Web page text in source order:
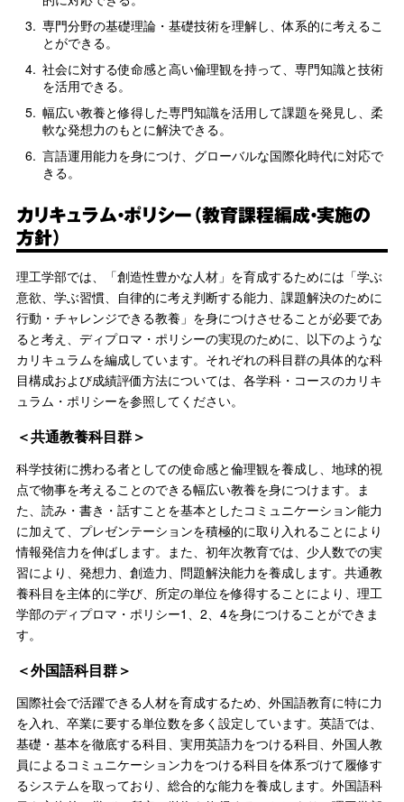
3. 専門分野の基礎理論・基礎技術を理解し、体系的に考えるこ
とができる。
4. 社会に対する使命感と高い倫理観を持って、専門知識と技術
を活用できる。
5. 幅広い教養と修得した専門知識を活用して課題を発見し、柔
軟な発想力のもとに解決できる。
6. 言語運用能力を身につけ、グローバルな国際化時代に対応で
きる。
カリキュラム・ポリシー（教育課程編成・実施の
方針）
理工学部では、「創造性豊かな人材」を育成するためには「学ぶ
意欲、学ぶ習慣、自律的に考え判断する能力、課題解決のために
行動・チャレンジできる教養」を身につけさせることが必要であ
ると考え、ディプロマ・ポリシーの実現のために、以下のような
カリキュラムを編成しています。それぞれの科目群の具体的な科
目構成および成績評価方法については、各学科・コースのカリキ
ュラム・ポリシーを参照してください。
＜共通教養科目群＞
科学技術に携わる者としての使命感と倫理観を養成し、地球的視
点で物事を考えることのできる幅広い教養を身につけます。ま
た、読み・書き・話すことを基本としたコミュニケーション能力
に加えて、プレゼンテーションを積極的に取り入れることにより
情報発信力を伸ばします。また、初年次教育では、少人数での実
習により、発想力、創造力、問題解決能力を養成します。共通教
養科目を主体的に学び、所定の単位を修得することにより、理工
学部のディプロマ・ポリシー1、2、4を身につけることができま
す。
＜外国語科目群＞
国際社会で活躍できる人材を育成するため、外国語教育に特に力
を入れ、卒業に要する単位数を多く設定しています。英語では、
基礎・基本を徹底する科目、実用英語力をつける科目、外国人教
員によるコミュニケーション力をつける科目を体系づけて履修す
るシステムを取っており、総合的な能力を養成します。外国語科